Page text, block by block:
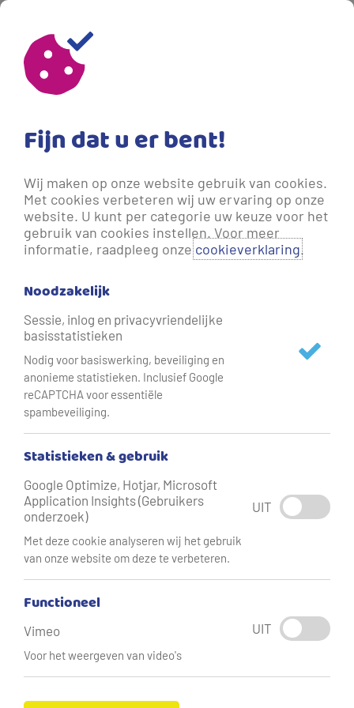
26-06-2024 10:19
Drinkwaterbesparing
gepubliceerd
Op 24 juni heeft demissionair minister Harbers van
Infrastructuur en Waterstaat (IenW) het Nationaal Plan
van Aanpak Drinkwaterbesparing naar de Tweede Kamer
gestuurd. Daarbij wordt breder gekeken naar het
betekent dat niet alleen de vraag naar water gedempt
moet worden, ook het vergroten van het aanbod en het
beschermen van de kwaliteit zijn van cruciaal belang.
Het plan is een uitwerking van de Kamerbrief 'Water en
Fijn dat u er bent!
Wij maken op onze website gebruik van cookies.
Met cookies verbeteren wij uw ervaring op onze
website. U kunt per categorie uw keuze voor het
gebruik van cookies instellen. Voor meer
informatie, raadpleeg onzecookieverklaring.
Noodzakelijk
Sessie, inlog en privacyvriendelijke
basisstatistieken
Nodig voor basiswerking, beveiliging en
anonieme statistieken. Inclusief Google
reCAPTCHA voor essentiële
spambeveiliging.
Statistieken & gebruik
Google Optimize, Hotjar, Microsoft
Application Insights (Gebruikers
onderzoek)
Met deze cookie analyseren wij het gebruik
van onze website om deze te verbeteren.
UIT
Functioneel
Vimeo
Voor het weergeven van video's
UIT